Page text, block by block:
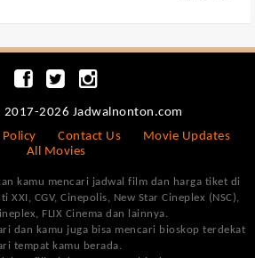
2026 Jadwalnonton.com
Policy Contact Us
Movie Updates
All Movies
kamu mencari jadwal film dan harga tiket di
CGV, Cinepolis, New Star Cineplex (NSC),
FLIX Cinema dan lainnya.
dan kamu juga bisa mencari bioskop terdekat
tempat kamu berada.